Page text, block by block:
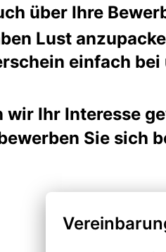
über Ihre
Lust
einfach bei
wir Ihr Interesse
Sie sich